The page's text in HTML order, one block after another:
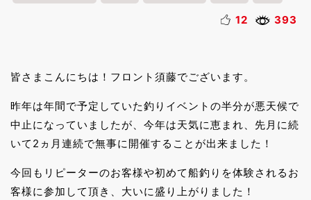
収穫体験
12 393
皆さまこんにちは！フロント須藤でございます。
昨年は年間で予定していた釣りイベントの半分が悪天候で
中止になっていましたが、今年は天気に恵まれ、先月に続
いて2ヵ月連続で無事に開催することが出来ました！
今回もリピーターのお客様や初めて船釣りを体験されるお
客様に参加して頂き、大いに盛り上がりました！